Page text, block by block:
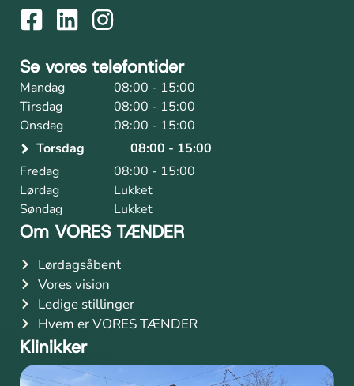
Se vores telefontider
Mandag
08:00 - 15:00
Tirsdag
08:00 - 15:00
Onsdag
08:00 - 15:00
Torsdag
08:00 - 15:00
Fredag
08:00 - 15:00
Lørdag
Lukket
Søndag
Lukket
Om VORES TÆNDER
Lørdagsåbent
Vores vision
Ledige stillinger
Hvem er VORES TÆNDER
Klinikker